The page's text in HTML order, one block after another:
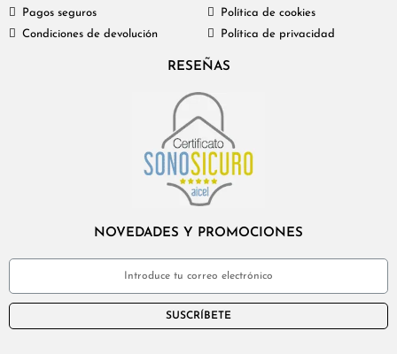
Pagos seguros
Condiciones de devolución
Política de cookies
Política de privacidad
RESEÑAS
NOVEDADES Y PROMOCIONES
SUSCRÍBETE